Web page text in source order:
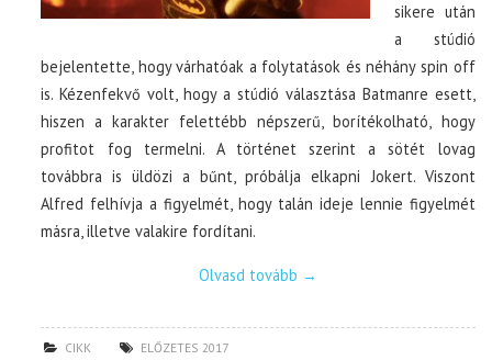
sikere után
a stúdió
bejelentette, hogy várhatóak a folytatások és néhány spin off
is. Kézenfekvő volt, hogy a stúdió választása Batmanre esett,
hiszen a karakter felettébb népszerű, borítékolható, hogy
profitot fog termelni. A történet szerint a sötét lovag
továbbra is üldözi a bűnt, próbálja elkapni Jokert. Viszont
Alfred felhívja a figyelmét, hogy talán ideje lennie figyelmét
másra, illetve valakire fordítani.
Olvasd tovább →
CIKK ELŐZETES 2017